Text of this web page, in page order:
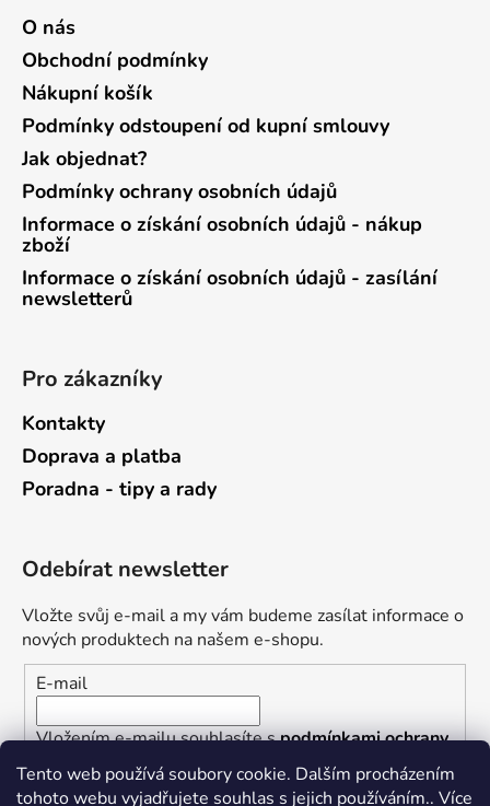
Tento web používá soubory cookie. Dalším procházením
tohoto webu vyjadřujete souhlas s jejich používáním.. Více
O nás
Obchodní podmínky
Nákupní košík
Podmínky odstoupení od kupní smlouvy
Jak objednat?
Podmínky ochrany osobních údajů
Informace o získání osobních údajů - nákup
zboží
Informace o získání osobních údajů - zasílání
newsletterů
Pro zákazníky
Kontakty
Doprava a platba
Poradna - tipy a rady
Odebírat newsletter
Vložte svůj e-mail a my vám budeme zasílat informace o
nových produktech na našem e-shopu.
E-mail
Vložením e-mailu souhlasíte spodmínkami ochrany
osobních údajů